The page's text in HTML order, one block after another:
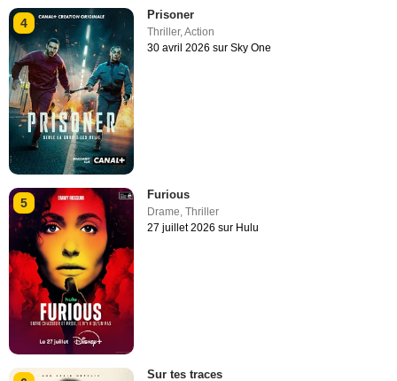
4
Prisoner
Thriller,Action
30 avril 2026 sur Sky One
5
Furious
Drame,Thriller
27 juillet 2026 sur Hulu
Sur tes traces